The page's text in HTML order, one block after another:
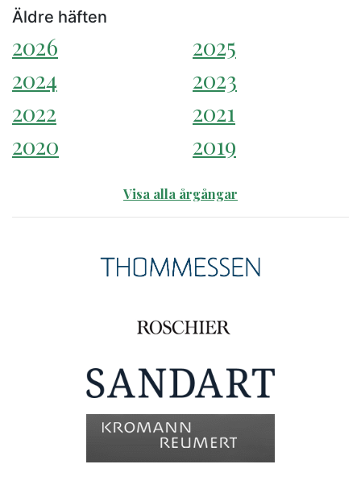
Äldre häften
2026
2025
2024
2023
2022
2021
2020
2019
Visa alla årgångar